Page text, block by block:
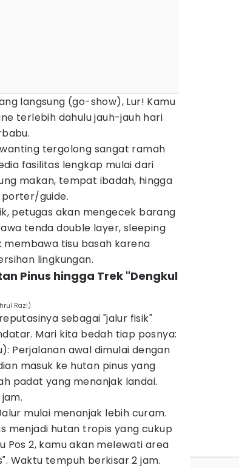
langsung (go-show), Lur! Kamu
terlebih dahulu jauh-jauh hari
tergolong sangat ramah
fasilitas lengkap mulai dari
makan, tempat ibadah, hingga
guide.
petugas akan mengecek barang
tenda double layer, sleeping
membawa tisu basah karena
lingkungan.
Pinus hingga Trek "Dengkul
Razi)
sebagai "jalur fisik"
Mari kita bedah tiap posnya:
Perjalanan awal dimulai dengan
masuk ke hutan pinus yang
padat yang menanjak landai.
mulai menanjak lebih curam.
menjadi hutan tropis yang cukup
2, kamu akan melewati area
Waktu tempuh berkisar 2 jam.